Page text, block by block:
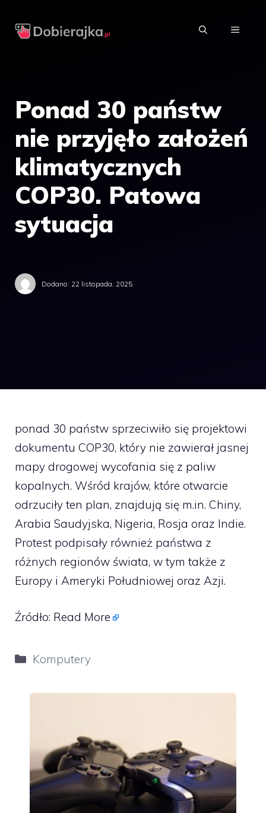
MENU
Ponad 30 państw
nie przyjęło założeń
klimatycznych
COP30. Patowa
sytuacja
Dodano: 22 listopada, 2025
ponad 30 państw sprzeciwiło się projektowi
dokumentu COP30, który nie zawierał jasnej
mapy drogowej wycofania się z paliw
kopalnych. Wśród krajów, które otwarcie
odrzuciły ten plan, znajdują się m.in. Chiny,
Arabia Saudyjska, Nigeria, Rosja oraz Indie.
Protest podpisały również państwa z
różnych regionów świata, w tym także z
Europy i Ameryki Południowej oraz Azji.
Źródło: Read More
Kategorie
Komputery